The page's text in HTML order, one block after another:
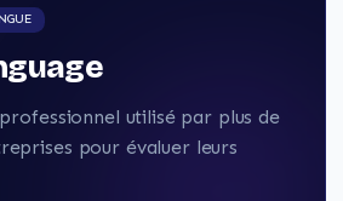
utilisé par plus de
pour évaluer leurs